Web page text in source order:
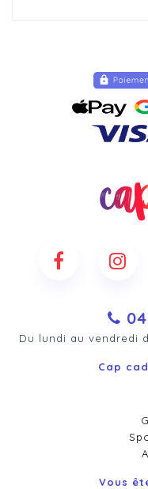
Du lundi au vendredi
Cap
Vous